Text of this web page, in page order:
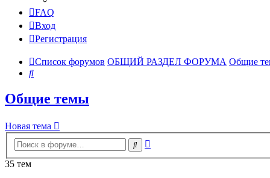
FAQ
Вход
Регистрация
Список форумов ОБЩИЙ РАЗДЕЛ ФОРУМА Общие
Поиск
Общие темы
Новая тема
Поиск
35 тем